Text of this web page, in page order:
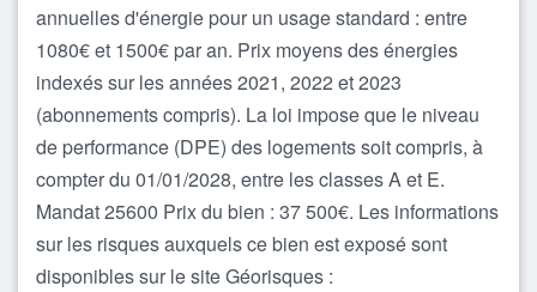
annuelles d'énergie pour un usage standard : entre
1080€ et 1500€ par an. Prix moyens des énergies
indexés sur les années 2021, 2022 et 2023
(abonnements compris). La loi impose que le niveau
de performance (DPE) des logements soit compris, à
compter du 01/01/2028, entre les classes A et E.
Mandat 25600 Prix du bien : 37 500€. Les informations
sur les risques auxquels ce bien est exposé sont
disponibles sur le site Géorisques :